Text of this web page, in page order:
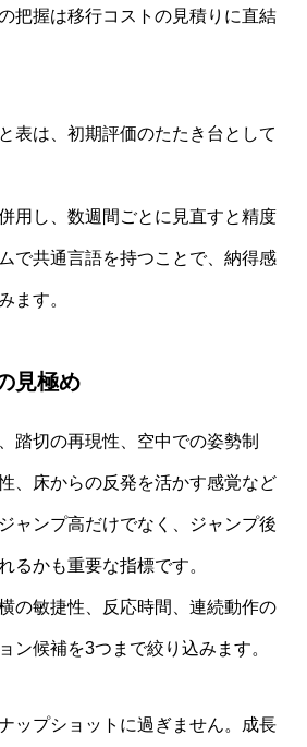
把握は移行コストの見積りに直結
表は、初期評価のたたき台として
用し、数週間ごとに見直すと精度
で共通言語を持つことで、納得感
ます。
見極め
踏切の再現性、空中での姿勢制
、床からの反発を活かす感覚など
ャンプ高だけでなく、ジャンプ後
るかも重要な指標です。
の敏捷性、反応時間、連続動作の
ン候補を3つまで絞り込みます。
ップショットに過ぎません。成長